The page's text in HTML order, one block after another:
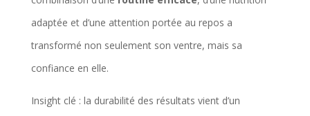
adaptée et d’une attention portée au repos a
transformé non seulement son ventre, mais sa
confiance en elle.
Insight clé : la durabilité des résultats vient d’un